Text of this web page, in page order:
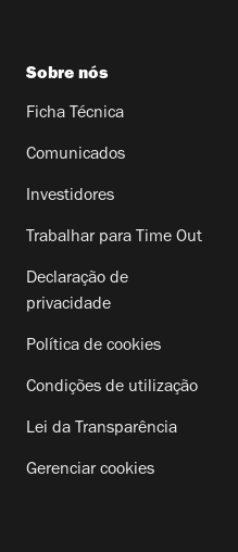
Sobre nós
Ficha Técnica
Comunicados
Investidores
Trabalhar para Time Out
Declaração de
privacidade
Política de cookies
Condições de utilização
Lei da Transparência
Gerenciar cookies